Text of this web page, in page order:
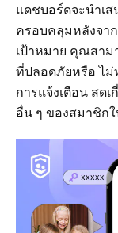
แดชบอร์ดจะนำเ
ครอบคลุมหลังจา
เป้าหมาย คุณสาม
ที่ปลอดภัยหรือ ไม่
การแจ้งเตือน สด
อื่น ๆ ของสมาชิก